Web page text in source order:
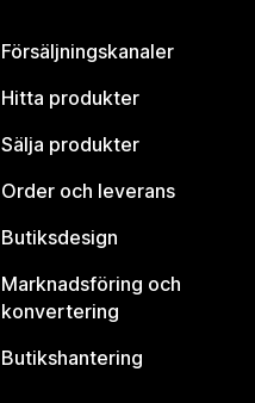
Försäljningskanaler
Hitta produkter
Sälja produkter
Order och leverans
Butiksdesign
Marknadsföring och
konvertering
Butikshantering